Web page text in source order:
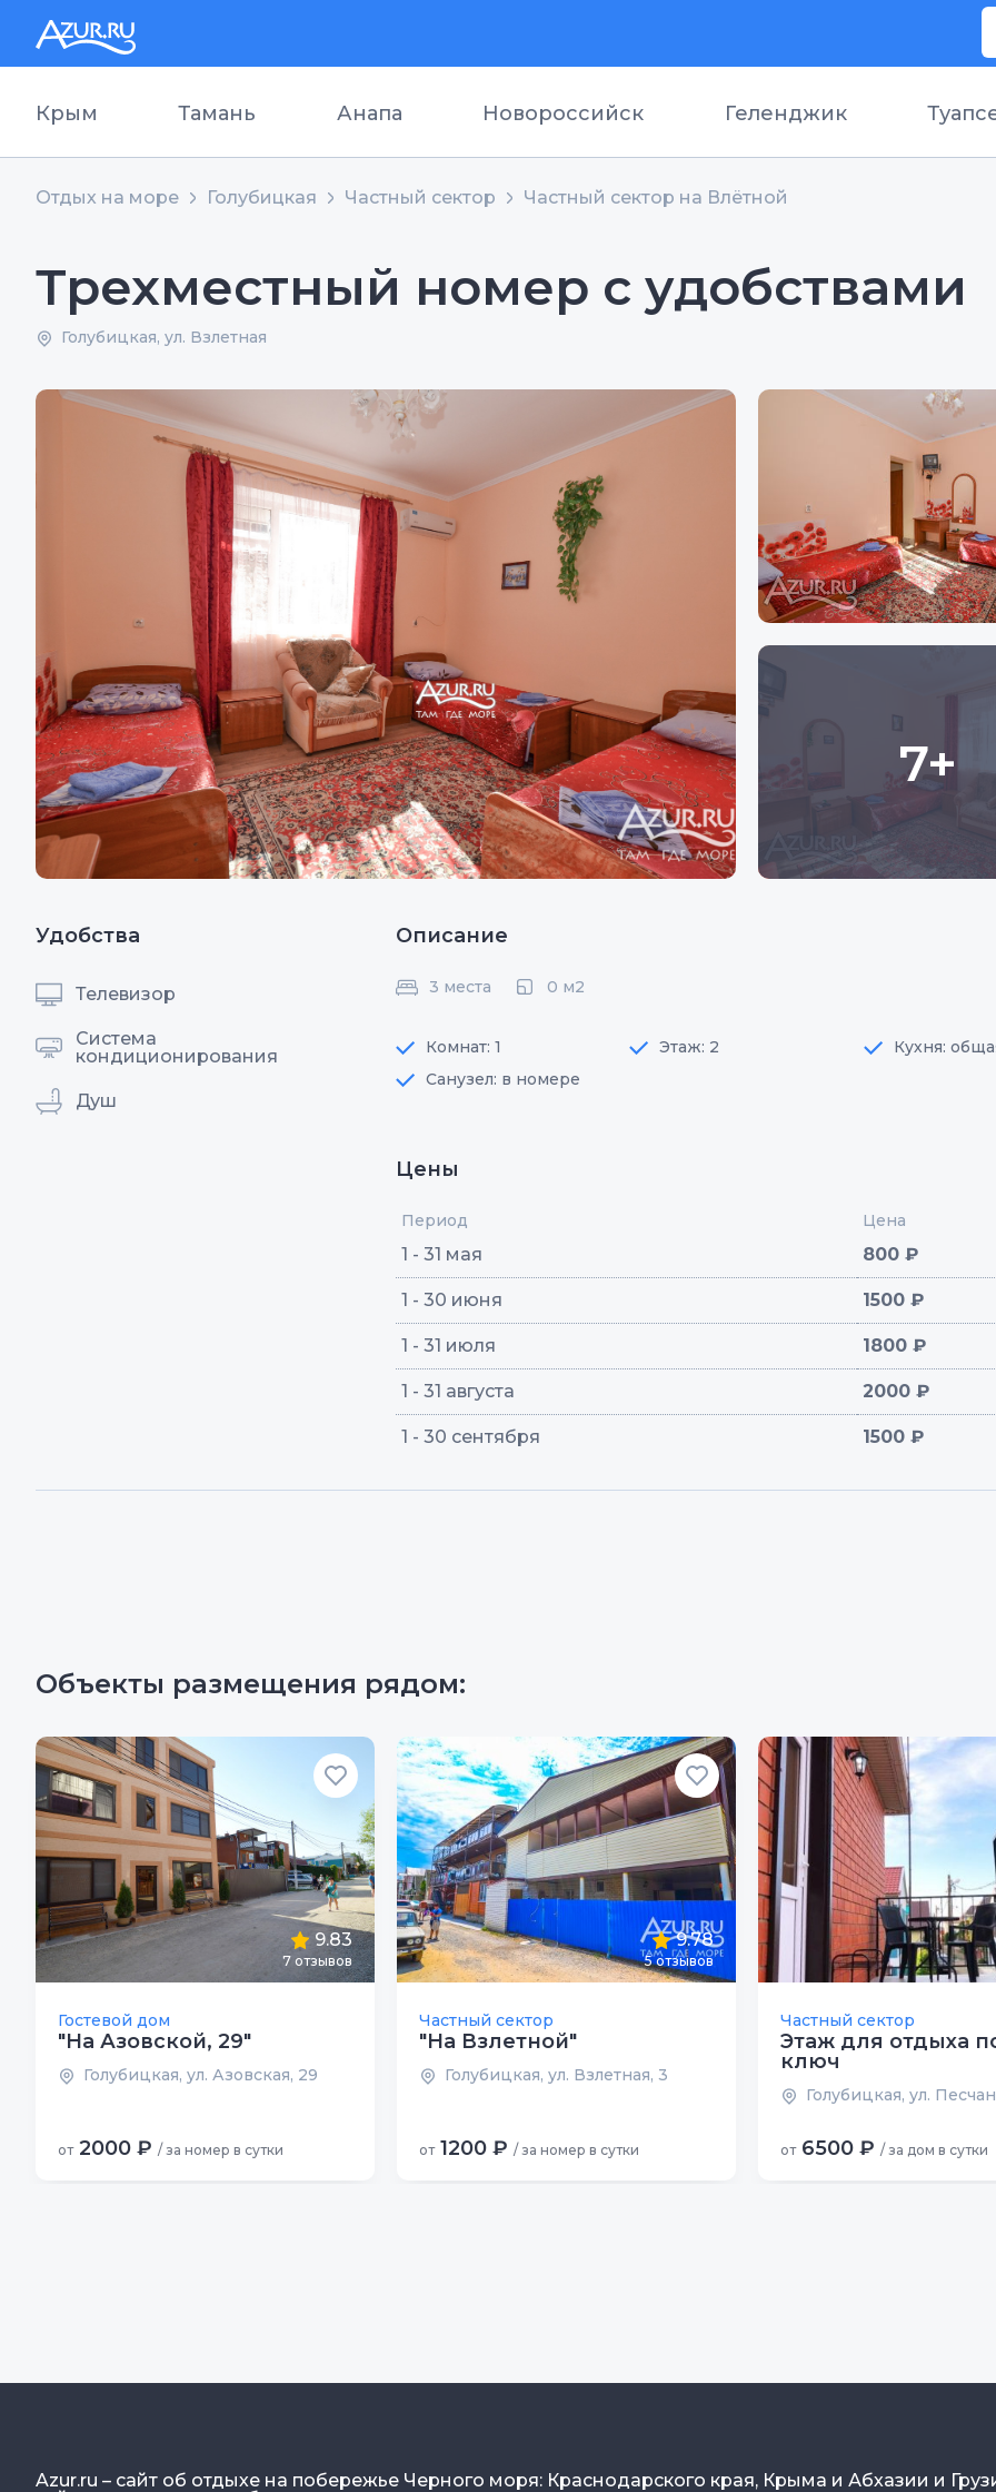
Крым Тамань Анапа Новороссийск Геленджик
Отдых на море Голубицкая Частный сектор Частный сектор на Влётной
Трехместный номер с удобствами
Голубицкая, ул. Взлетная
7+
Удобства
Телевизор
Система
кондиционирования
Душ
Описание
3 места 0 м2
Комнат: 1 Этаж: 2
Кухня:
Санузел: в номере
Цены
Период Цена
1 - 31 мая 800 ₽
1 - 30 июня 1500 ₽
1 - 31 июля 1800 ₽
1 - 31 августа 2000 ₽
1 - 30 сентября 1500 ₽
Объекты размещения рядом:
9.83
7 отзывов
Гостевой дом
"На Азовской, 29"
Голубицкая, ул. Азовская, 29
от 2000 ₽ / за номер в сутки
9.78
5отзывов
Частный сектор
"На Взлетной"
Голубицкая, ул. Взлетная, 3
от 1200 ₽ / за номер в сутки
Частный сектор
Этаж для отдыха
ключ
Голубицкая, ул.
от 6500 ₽ / за дом в сутки
Azur.ru – сайт об отдыхе на побережье Черного моря: Краснодарского края, Крыма и Абхазии и